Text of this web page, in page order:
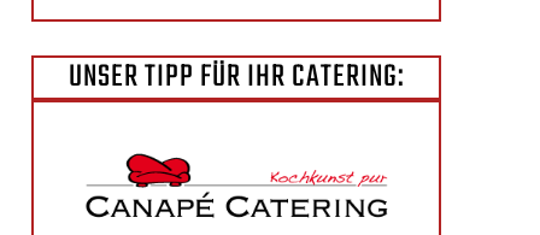
UNSER TIPP FÜR IHR CATERING: